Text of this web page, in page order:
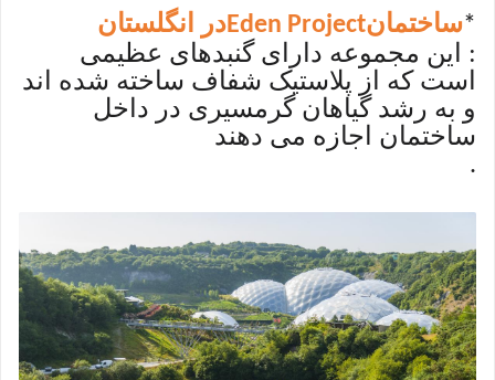
*ساختمانEden Projectدر انگلستان
: این مجموعه دارای گنبدهای عظیمی
است که از پلاستیک شفاف ساخته شده اند
و به رشد گیاهان گرمسیری در داخل
ساختمان اجازه می دهند
.